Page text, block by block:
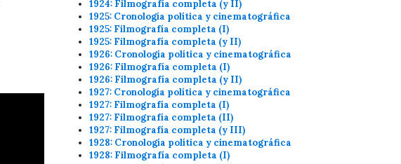
1924: Filmografía completa (y II)
1925: Cronología política y cinematográfica
1925: Filmografía completa (I)
1925: Filmografía completa (y II)
1926: Cronología política y cinematográfica
1926: Filmografía completa (I)
1926: Filmografía completa (y II)
1927: Cronología política y cinematográfica
1927: Filmografía completa (I)
1927: Filmografía completa (II)
1927: Filmografía completa (y III)
1928: Cronología política y cinematográfica
1928: Filmografía completa (I)